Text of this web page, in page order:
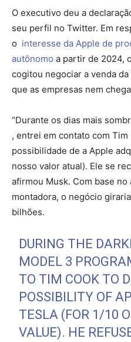
O executivo deu a
seu perfil no Twitter. Em
o interesse da Apple de
autônomo a partir de 2024,
cogitou negociar a venda da
que as empresas nem
“Durante os dias mais
, entrei em contato com
possibilidade de a Apple
nosso valor atual). Ele se
afirmou Musk. Com base
montadora, o negócio
bilhões.
DURING THE
MODEL 3
TO TIM COOK TO
POSSIBILITY OF
TESLA (FOR 1/10
VALUE). HE